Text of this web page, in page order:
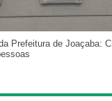
Prefeitura de Joaçaba: